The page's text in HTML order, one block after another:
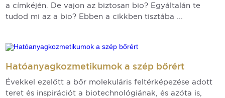
a címkéjén. De vajon az biztosan bio? Egyáltalán te
tudod mi az a bio? Ebben a cikkben tisztába ...
Hatóanyagkozmetikumok a szép bőrért
Évekkel ezelőtt a bőr molekuláris feltérképezése adott
teret és inspirációt a biotechnológiának, és azóta is,